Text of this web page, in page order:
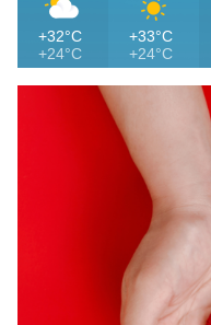
+32°C
+24°C
+33°C
+24°C